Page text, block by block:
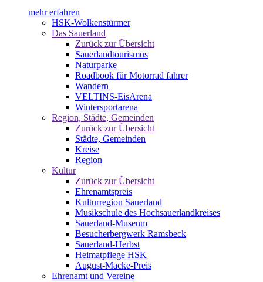
mehr erfahren
HSK-Wolkenstürmer
Das Sauerland
Zurück zur Übersicht
Sauerlandtourismus
Naturparke
Roadbook für Motorrad fahrer
Wandern
VELTINS-EisArena
Wintersportarena
Region, Städte, Gemeinden
Zurück zur Übersicht
Städte, Gemeinden
Kreise
Region
Kultur
Zurück zur Übersicht
Ehrenamtspreis
Kulturregion Sauerland
Musikschule des Hochsauerlandkreises
Sauerland-Museum
Besucherbergwerk Ramsbeck
Sauerland-Herbst
Heimatpflege HSK
August-Macke-Preis
Ehrenamt und Vereine